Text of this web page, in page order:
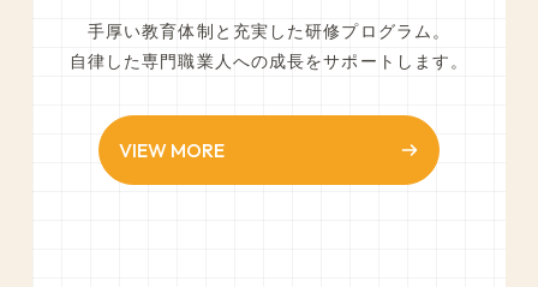
手厚い教育体制と充実した研修プログラム。
自律した専門職業人への成長をサポートします。
VIEW MORE